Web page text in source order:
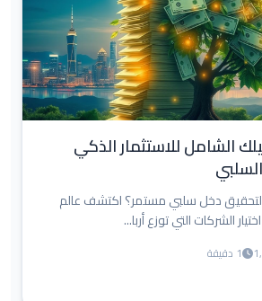
الشامل للاستثمار الذكي
دخل سلبي مستمر؟ اكتشف عالم
الشركات التي توزع أربا...
1 دقيقة